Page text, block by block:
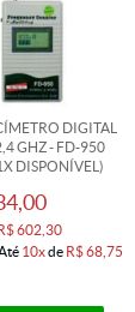
DIGITAL
GHZ - FD-950
DISPONÍVEL)
602,30
10xde R$ 68,75